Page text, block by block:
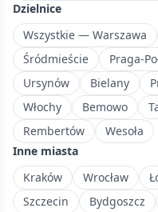
inwestycjami.
Dzielnice
Wszystkie — Warszawa
Śródmieście
Praga-
Ursynów
Bielany
Włochy
Bemowo
Rembertów
Wesoła
Inne miasta
Kraków
Wrocław
Szczecin
Bydgoszcz